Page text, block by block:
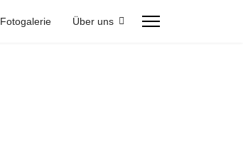
Fotogalerie Über uns